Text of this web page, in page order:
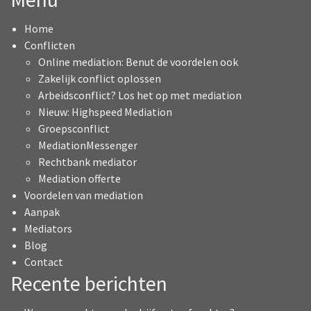
Home
Conflicten
Online mediation: Benut de voordelen ook
Zakelijk conflict oplossen
Arbeidsconflict? Los het op met mediation
Nieuw: Highspeed Mediation
Groepsconflict
MediationMessenger
Rechtbank mediator
Mediation offerte
Voordelen van mediation
Aanpak
Mediators
Blog
Contact
Recente berichten